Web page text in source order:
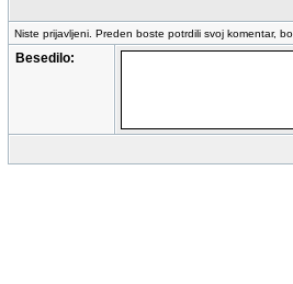
Niste prijavljeni. Preden boste potrdili svoj komentar,
Besedilo: